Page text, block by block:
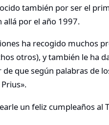
también por ser el
allá por el año 1997.
ha recogido muchos
otros), y también le ha
que según palabras de
un feliz cumpleaños al